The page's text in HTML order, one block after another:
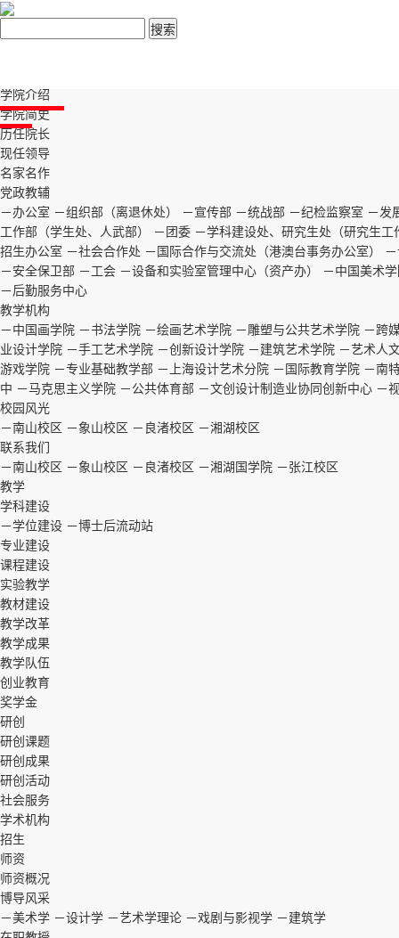
学院介绍
学院简史
历任院长
现任领导
名家名作
党政教辅
－办公室 －组织部（离退休处） －宣传部 －统战部 －纪检监察室 －发
工作部（学生处、人武部）
－团委 －学科建设处、研究生处（研究生工
招生办公室 －社会合作处 －国际合作与交流处（港澳台事务办公室）
－安全保卫部 －工会 －设备和实验室管理中心（资产办）
－中国美术
－后勤服务中心
教学机构
－中国画学院 －书法学院 －绘画艺术学院 －雕塑与公共艺术学院 －跨
业设计学院 －手工艺术学院 －创新设计学院 －建筑艺术学院 －艺术人
游戏学院 －专业基础教学部 －上海设计艺术分院 －国际教育学院 －南
中 －马克思主义学院 －公共体育部 －文创设计制造业协同创新中心 －
校园风光
－南山校区 －象山校区 －良渚校区 －湘湖校区
联系我们
－南山校区 －象山校区 －良渚校区 －湘湖国学院 －张江校区
教学
学科建设
－学位建设 －博士后流动站
专业建设
课程建设
实验教学
教材建设
教学改革
教学成果
教学队伍
创业教育
奖学金
研创
研创课题
研创成果
研创活动
社会服务
学术机构
招生
师资
师资概况
博导风采
－美术学 －设计学 －艺术学理论 －戏剧与影视学 －建筑学